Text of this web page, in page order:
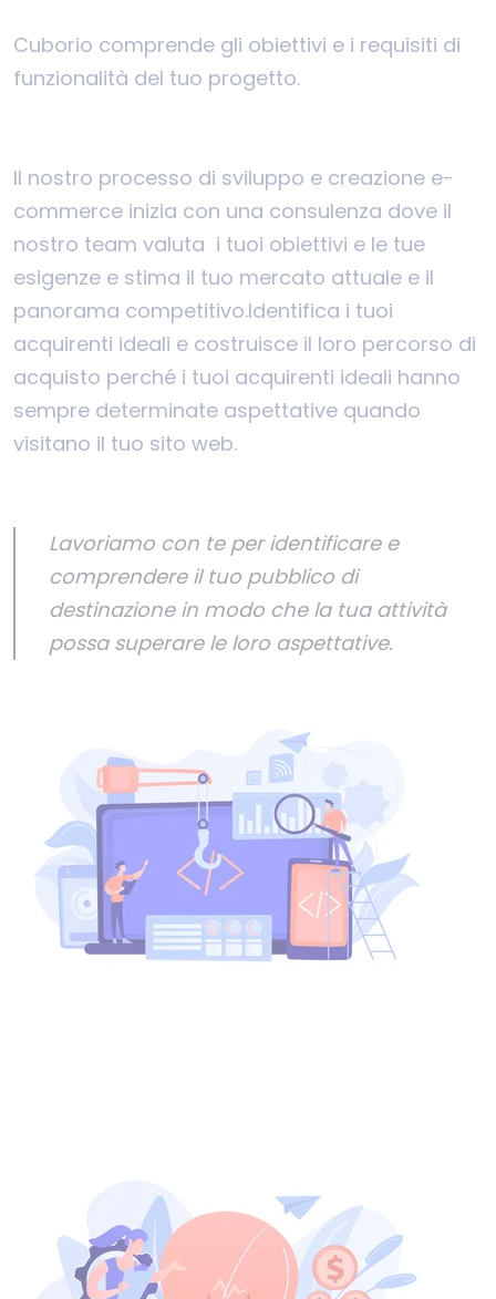
Cuborio comprende gli obiettivi e i requisiti di
funzionalità del tuo progetto.
Il nostro processo di sviluppo e creazione e-
commerce inizia con una consulenza dove il
nostro team valuta i tuoi obiettivi e le tue
esigenze e stima il tuo mercato attuale e il
panorama competitivo.Identifica i tuoi
acquirenti ideali e costruisce il loro percorso di
acquisto perché i tuoi acquirenti ideali hanno
sempre determinate aspettative quando
visitano il tuo sito web.
Lavoriamo con te per identificare e
comprendere il tuo pubblico di
destinazione in modo che la tua attività
possa superare le loro aspettative.